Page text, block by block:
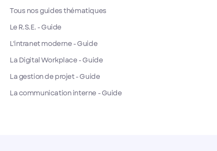
Tous nos guides thématiques
Le R.S.E. - Guide
L'intranet moderne - Guide
La Digital Workplace - Guide
La gestion de projet - Guide
La communication interne - Guide